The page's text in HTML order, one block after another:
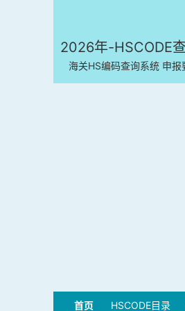
2026年-HSCODE
海关HS编码查询系统 申报
首页 HSCODE目录